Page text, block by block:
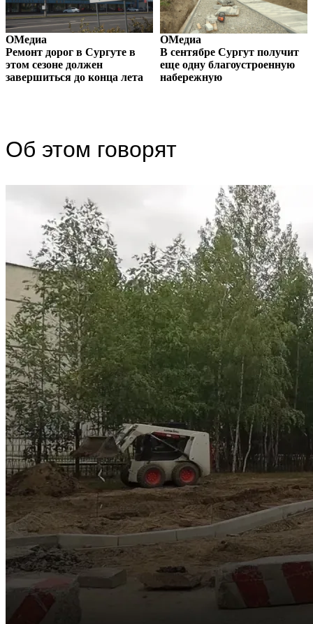
в
конца лета
В сентябре Сургут получит
еще одну благоустроенную
набережную
ОМедиа
Об этом говорят